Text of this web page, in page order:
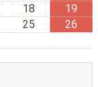
18
19
25
26